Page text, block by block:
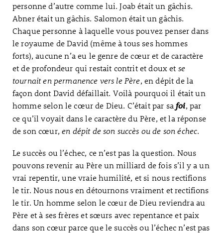
personne d’autre comme lui. Joab était un gâchis.
Abner était un gâchis. Salomon était un gâchis.
Chaque personne à laquelle vous pouvez penser dans
le royaume de David (même à tous ses hommes
forts), aucune n’a eu le genre de cœur et de caractère
et de profondeur qui restait contrit et doux et se
tournait en permanence vers le Père, en dépit de la
façon dont David défaillait. Voilà pourquoi il était un
homme selon le cœur de Dieu. C’était par safoi, par
ce qu’il voyait dans le caractère du Père, et la réponse
de son cœur,en dépit de son succès ou de son échec.
Le succès ou l’échec, ce n’est pas la question. Nous
pouvons revenir au Père un milliard de fois s’il y a un
vrai repentir, une vraie humilité, et si nous rectifions
le tir. Nous nous en détournons vraiment et rectifions
le tir. Un homme selon le cœur de Dieu reviendra au
Père et à ses frères et sœurs avec repentance et paix
dans son cœur parce que le succès ou l’échec n’est pas